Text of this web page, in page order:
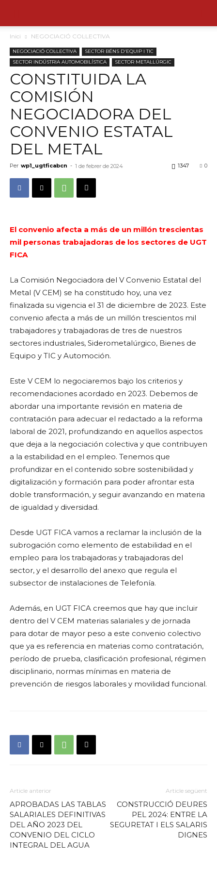
Inici NEGOCIACIÓ COL·LECTIVA
NEGOCIACIÓ COL·LECTIVA
SECTOR BÉNS D'EQUIP I TIC
SECTOR INDÚSTRIA AUTOMOBILÍSTICA
SECTOR METAL·LÚRGIC
CONSTITUIDA LA
COMISIÓN
NEGOCIADORA DEL
CONVENIO ESTATAL
DEL METAL
Per wp1_ugtficabcn - 1 de febrer de 2024 0
1347
El convenio afecta a más de un millón trescientas
mil personas trabajadoras de los sectores de UGT
FICA
La Comisión Negociadora del V Convenio Estatal del
Metal (V CEM) se ha constitudo hoy, una vez
finalizada su vigencia el 31 de diciembre de 2023. Este
convenio afecta a más de un millón trescientos mil
trabajadores y trabajadoras de tres de nuestros
sectores industriales, Siderometalúrgico, Bienes de
Equipo y TIC y Automoción.
Este V CEM lo negociaremos bajo los criterios y
recomendaciones acordado en 2023. Debemos de
abordar una importante revisión en materia de
contratación para adecuar el redactado a la reforma
laboral de 2021, profundizando en aquellos aspectos
que deja a la negociación colectiva y que contribuyen
a la estabilidad en el empleo. Tenemos que
profundizar en el contenido sobre sostenibilidad y
digitalización y formación para poder afrontar esta
doble transformación, y seguir avanzando en materia
de igualdad y diversidad.
Desde UGT FICA vamos a reclamar la inclusión de la
subrogación como elemento de estabilidad en el
empleo para los trabajadoras y trabajadoras del
sector, y el desarrollo del anexo que regula el
subsector de instalaciones de Telefonía.
Además, en UGT FICA creemos que hay que incluir
dentro del V CEM materias salariales y de jornada
para dotar de mayor peso a este convenio colectivo
que ya es referencia en materias como contratación,
período de prueba, clasificación profesional, régimen
disciplinario, normas mínimas en materia de
prevención de riesgos laborales y movilidad funcional.
Article anterior
APROBADAS LAS TABLAS
SALARIALES DEFINITIVAS
DEL AÑO 2023 DEL
CONVENIO DEL CICLO
INTEGRAL DEL AGUA
Article següent
CONSTRUCCIÓ DEURES
PEL 2024: ENTRE LA
SEGURETAT I ELS SALARIS
DIGNES